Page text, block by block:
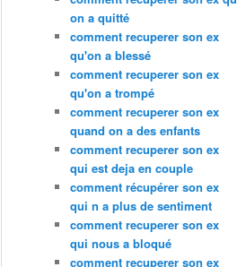
on a quitté
comment recuperer son ex
qu'on a blessé
comment recuperer son ex
qu'on a trompé
comment recuperer son ex
quand on a des enfants
comment recuperer son ex
qui est deja en couple
comment récupérer son ex
qui n a plus de sentiment
comment recuperer son ex
qui nous a bloqué
comment recuperer son ex